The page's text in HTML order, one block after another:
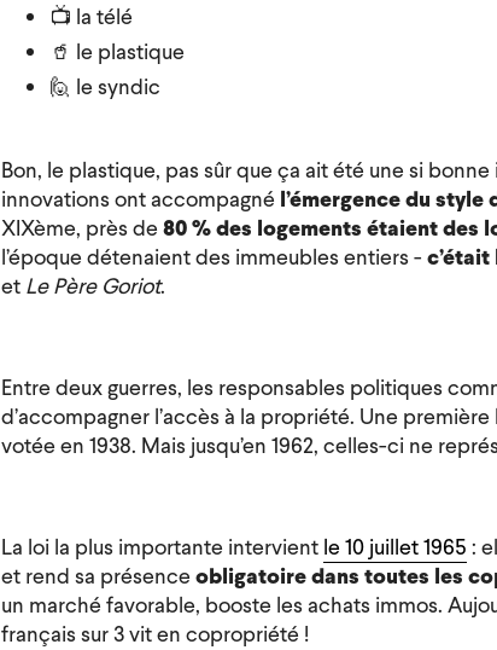
📺 la télé
🥤 le plastique
🙋 le syndic
Bon, le plastique, pas sûr que ça ait été une si
innovations ont accompagné l’émergence du style
XIXème, près de 80 % des logements étaient des
l’époque détenaient des immeubles entiers - c’était
et Le Père Goriot.
Entre deux guerres, les responsables politiques
d’accompagner l’accès à la propriété. Une
votée en 1938. Mais jusqu’en 1962, celles-ci ne
La loi la plus importante intervient le 10 juillet 1965 :
et rend sa présence obligatoire dans toutes les
un marché favorable, booste les achats immos.
français sur 3 vit en copropriété !